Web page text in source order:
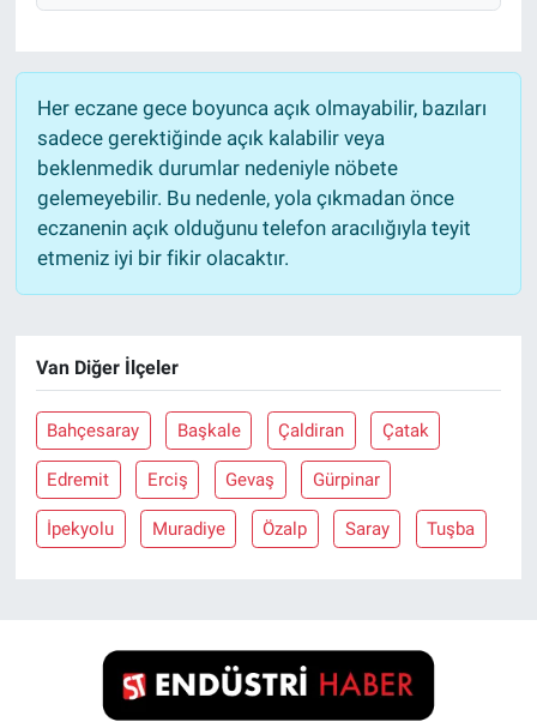
Her eczane gece boyunca açık olmayabilir, bazıları
sadece gerektiğinde açık kalabilir veya
beklenmedik durumlar nedeniyle nöbete
gelemeyebilir. Bu nedenle, yola çıkmadan önce
eczanenin açık olduğunu telefon aracılığıyla teyit
etmeniz iyi bir fikir olacaktır.
Van Diğer İlçeler
Bahçesaray Başkale Çaldiran Çatak
Edremit Erciş Gevaş Gürpinar
İpekyolu Muradiye Özalp Saray Tuşba